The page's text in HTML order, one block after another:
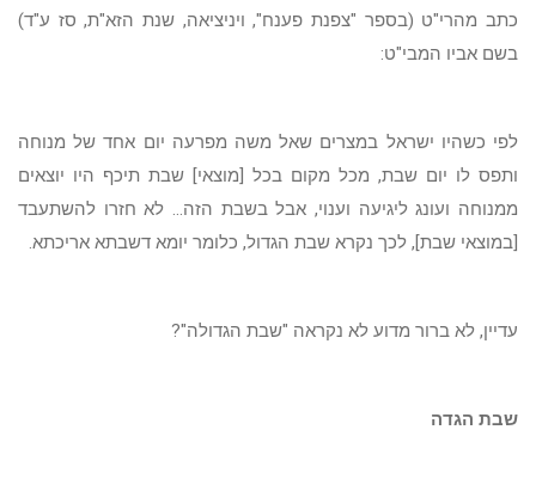
כתב מהרי"ט (בספר "צפנת פענח", ויניציאה, שנת הזא"ת, סז ע"ד)
בשם אביו המבי"ט:
לפי כשהיו ישראל במצרים שאל משה מפרעה יום אחד של מנוחה
ותפס לו יום שבת, מכל מקום בכל [מוצאי] שבת תיכף היו יוצאים
ממנוחה ועונג ליגיעה וענוי, אבל בשבת הזה... לא חזרו להשתעבד
[במוצאי שבת], לכך נקרא שבת הגדול, כלומר יומא דשבתא אריכתא.
עדיין, לא ברור מדוע לא נקראה "שבת הגדולה"?
שבת הגדה